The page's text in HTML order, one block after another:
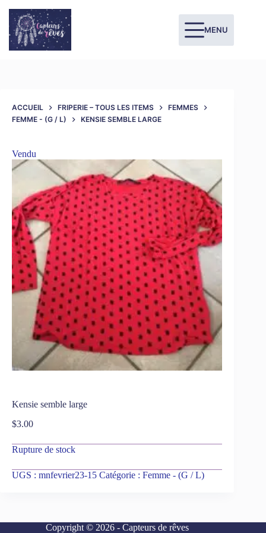
MENU
ACCUEIL FRIPERIE – TOUS LES ITEMS
FEMMES
FEMME - (G / L)
KENSIE SEMBLE LARGE
Vendu
Kensie semble large
$3.00
Rupture de stock
UGS : mnfevrier23-15 Catégorie : Femme - (G / L)
Copyright © 2026 - Capteurs de rêves